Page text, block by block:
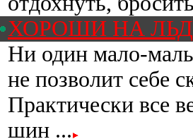
ХОРОШИ НА
Ни один мало-
не позволит себе
Практически все
шин ...